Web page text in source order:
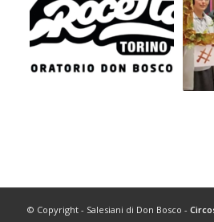
© Copyright - Salesiani di Don Bosco -